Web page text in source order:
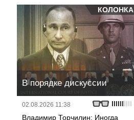
КОЛОНКА
В порядке дискуссии
02.08.2026 11:38
Владимир Торчилин: Иногда